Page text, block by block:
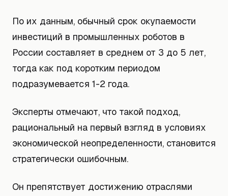
По их данным, обычный срок окупаемости
инвестиций в промышленных роботов в
России составляет в среднем от 3 до 5 лет,
тогда как под коротким периодом
подразумевается 1-2 года.
Эксперты отмечают, что такой подход,
рациональный на первый взгляд в условиях
экономической неопределенности, становится
стратегически ошибочным.
Он препятствует достижению отраслями